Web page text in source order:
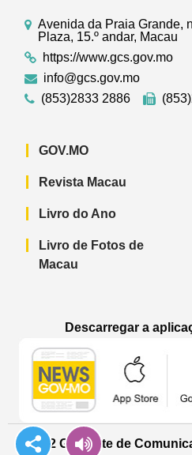
Avenida da Praia Grande,
Plaza, 15.º andar, Macau
https://www.gcs.gov.mo
info@gcs.gov.mo
(853)2833 2886
GOV.MO
Revista Macau
Livro do Ano
Livro de Fotos de
Macau
Descarregar a
© 2022 Gabinete de